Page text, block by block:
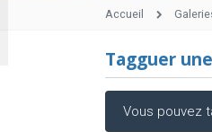
Accueil
Tagguer
Vous pouvez